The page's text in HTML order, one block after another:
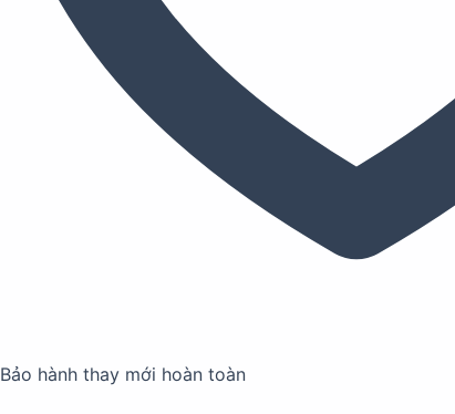
Bảo hành thay mới hoàn toàn